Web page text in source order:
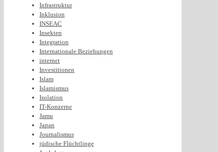
Infrastruktur
Inklusion
INSEAC
Insekten
Integration
Internationale Beziehungen
internet
Investitionen
Islam
Islamismus
Isolation
IT-Konzerne
Jamu
Japan
Journalismus
jüdische Flüchtlinge